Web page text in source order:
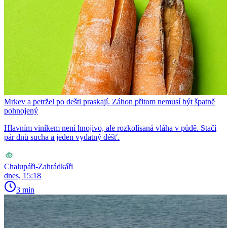
Mrkev a petržel po dešti praskají. Záhon přitom nemusí být špatně
pohnojený
Hlavním viníkem není hnojivo, ale rozkolísaná vláha v půdě. Stačí
pár dnů sucha a jeden vydatný déšť.
Chalupáři-Zahrádkáři
dnes, 15:18
3 min